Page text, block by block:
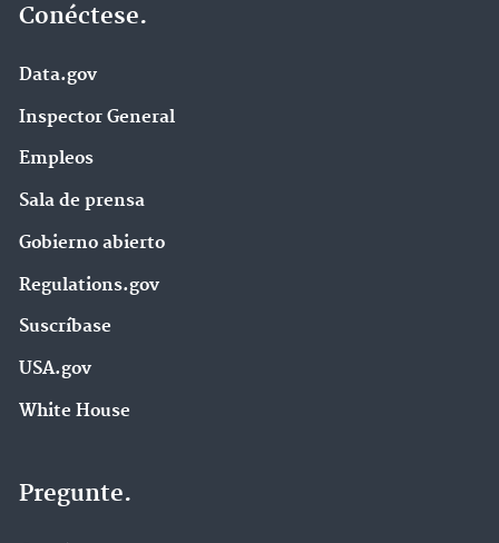
Conéctese.
Data.gov
Inspector General
Empleos
Sala de prensa
Gobierno abierto
Regulations.gov
Suscríbase
USA.gov
White House
Pregunte.